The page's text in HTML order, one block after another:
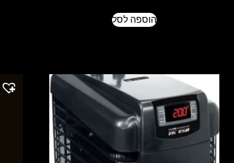
הוספה לסל